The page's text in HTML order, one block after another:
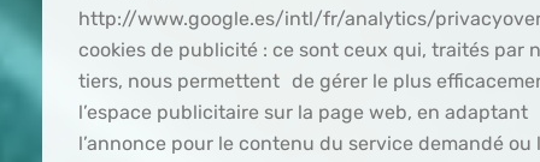
http://www.google.es/intl/fr/analytics/
cookies de publicité : ce sont ceux qui, traités par
tiers, nous permettent de gérer le plus
l’espace publicitaire sur la page web, en
l’annonce pour le contenu du service demandé ou